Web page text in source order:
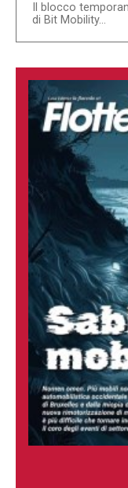
Il blocco
di Bit Mobility...